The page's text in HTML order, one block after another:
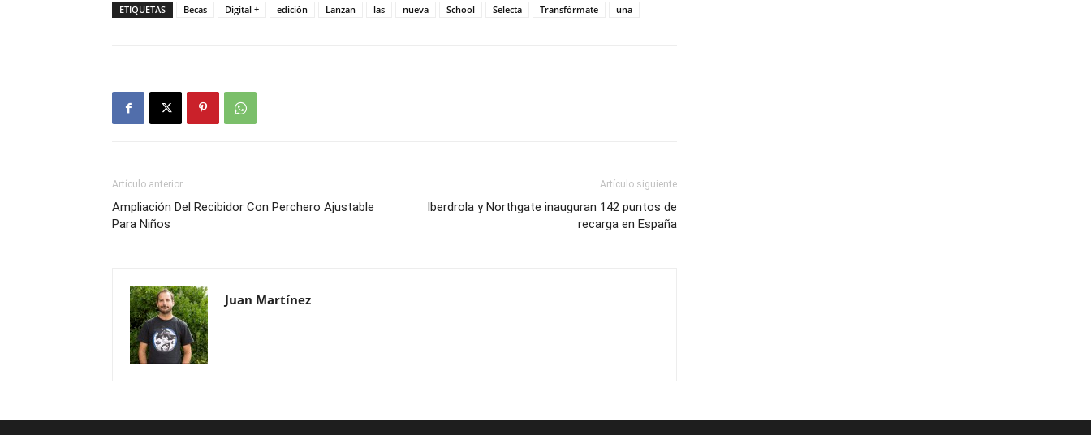
ETIQUETAS Becas Digital + edición Lanzan las nueva School Selecta Transfórmate una
Artículo anterior
Ampliación Del Recibidor Con Perchero Ajustable
Para Niños
Artículo siguiente
Iberdrola y Northgate inauguran 142 puntos de
recarga en España
Juan Martínez